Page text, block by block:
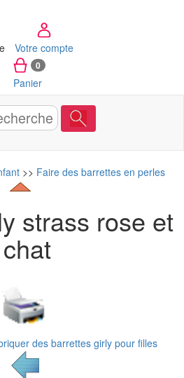
Votre compte
0
Panier
>> Faire des barrettes en perles
strass rose et
chat
des barrettes girly pour filles